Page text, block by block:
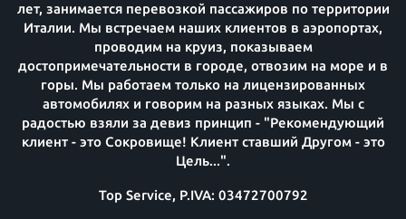
лет, занимается перевозкой пассажиров по территории
Италии. Мы встречаем наших клиентов в аэропортах,
проводим на круиз, показываем
достопримечательности в городе, отвозим на море и в
горы. Мы работаем только на лицензированных
автомобилях и говорим на разных языках. Мы с
радостью взяли за девиз принцип - "Рекомендующий
клиент - это Сокровище! Клиент ставший Другом - это
Цель...".
Top Service, P.IVA: 03472700792